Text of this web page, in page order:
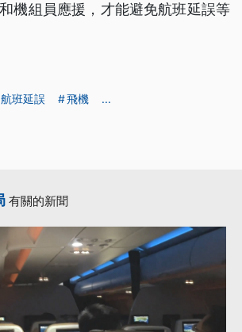
機組員應援，才能避免航班延誤等
航班延誤 飛機 ...
有關的新聞